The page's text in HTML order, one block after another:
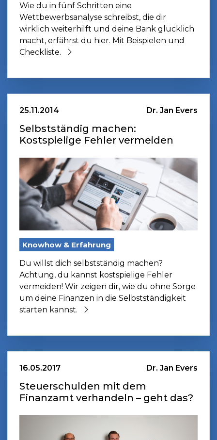
Wie du in fünf Schritten eine
Wettbewerbsanalyse schreibst, die dir
wirklich weiterhilft und deine Bank glücklich
macht, erfährst du hier. Mit Beispielen und
Checkliste.
25.11.2014 Dr. Jan Evers
Selbstständig machen:
Kostspielige Fehler vermeiden
Knowhow & Erfahrung
Du willst dich selbstständig machen?
Achtung, du kannst kostspielige Fehler
vermeiden! Wir zeigen dir, wie du ohne Sorge
um deine Finanzen in die Selbstständigkeit
starten kannst.
16.05.2017 Dr. Jan Evers
Steuerschulden mit dem
Finanzamt verhandeln – geht das?